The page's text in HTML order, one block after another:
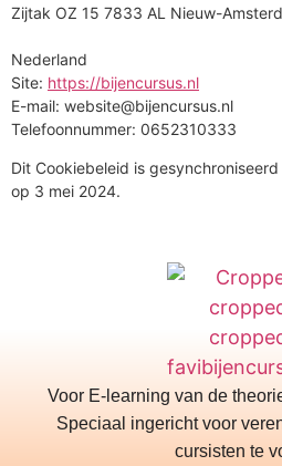
Zijtak OZ 15 7833 AL Nieuw-
Nederland
Site: https://bijencursus.nl
E-mail: website@bijencursus.nl
Telefoonnummer: 0652310333
Dit Cookiebeleid is
op 3 mei 2024.
Voor E-learning van de
Speciaal ingericht voor
cursisten te